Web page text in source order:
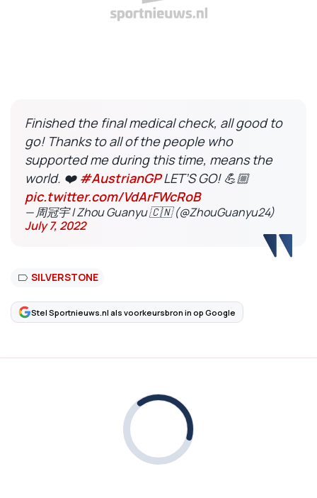
Finished the final medical check, all good to
go! Thanks to all of the people who
supported me during this time, means the
world. ❤️ #AustrianGPLET’S GO! 💪🏼
pic.twitter.com/VdArFWcRoB
— 周冠宇 | Zhou Guanyu 🇨🇳 (@ZhouGuanyu24)
July 7, 2022
SILVERSTONE
Stel Sportnieuws.nl als voorkeursbron in op Google